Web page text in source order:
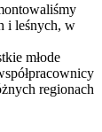
i leśnych, w
młode
regionach